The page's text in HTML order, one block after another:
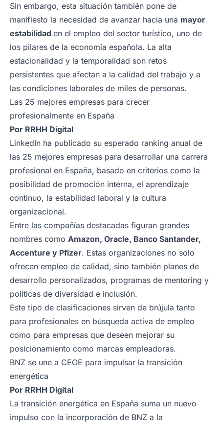
Sin embargo, esta situación también pone de
manifiesto la necesidad de avanzar hacia una mayor
estabilidad en el empleo del sector turístico, uno de
los pilares de la economía española. La alta
estacionalidad y la temporalidad son retos
persistentes que afectan a la calidad del trabajo y a
las condiciones laborales de miles de personas.
Las 25 mejores empresas para crecer
profesionalmente en España
Por RRHH Digital
LinkedIn ha publicado su esperado ranking anual de
las 25 mejores empresas para desarrollar una carrera
profesional en España, basado en criterios como la
posibilidad de promoción interna, el aprendizaje
continuo, la estabilidad laboral y la cultura
organizacional.
Entre las compañías destacadas figuran grandes
nombres como Amazon, Oracle, Banco Santander,
Accenture y Pfizer. Estas organizaciones no solo
ofrecen empleo de calidad, sino también planes de
desarrollo personalizados, programas de mentoring y
políticas de diversidad e inclusión.
Este tipo de clasificaciones sirven de brújula tanto
para profesionales en búsqueda activa de empleo
como para empresas que deseen mejorar su
posicionamiento como marcas empleadoras.
BNZ se une a CEOE para impulsar la transición
energética
Por RRHH Digital
La transición energética en España suma un nuevo
impulso con la incorporación de BNZ a la